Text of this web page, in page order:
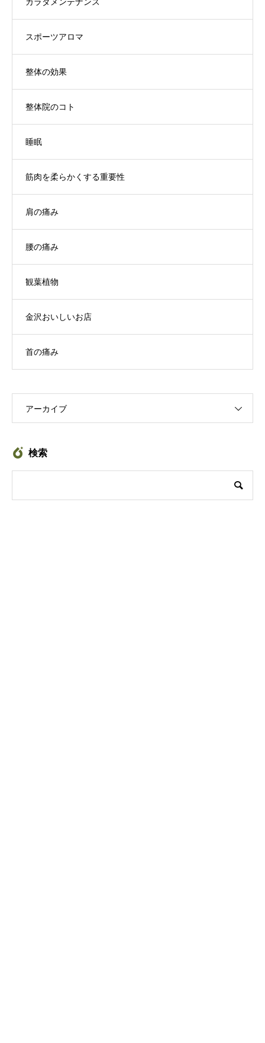
スポーツアロマ
整体の効果
整体院のコト
睡眠
筋肉を柔らかくする重要性
肩の痛み
腰の痛み
観葉植物
金沢おいしいお店
首の痛み
アーカイブ
検索